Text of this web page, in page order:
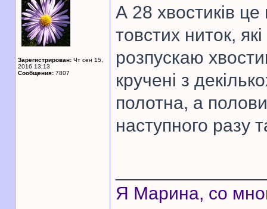
Зарегистрирован: Чт сен 15,
2016 13:13
Сообщения: 7807
А 28 хвостиків це
товстих ниток,
розпускаю
кручені з
полотна, а
наступного разу
Я Марина, со